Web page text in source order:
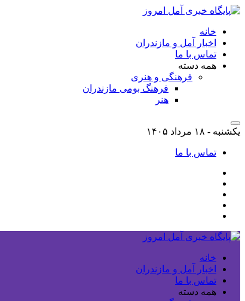
خانه
اخبار آمل و مازندران
تماس با ما
همه دسته
فرهنگی و هنری
فرهنگ بومی مازندران
هنر
یکشنبه - ۱۸ مرداد ۱۴۰۵
تماس با ما
خانه
اخبار آمل و مازندران
تماس با ما
همه دسته